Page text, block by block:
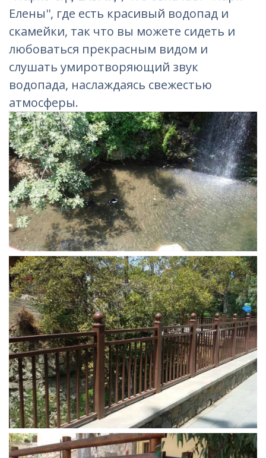
Елены'', где есть красивый водопад и
скамейки, так что вы можете сидеть и
любоваться прекрасным видом и
слушать умиротворяющий звук
водопада, наслаждаясь свежестью
атмосферы.